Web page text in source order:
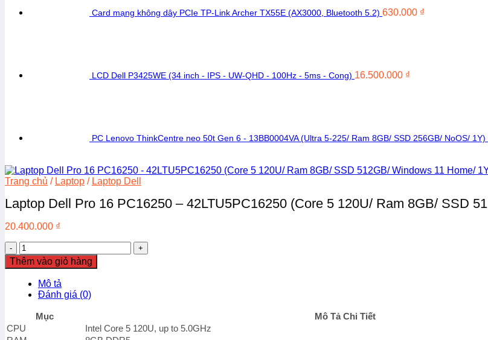
Card mạng không dây PCIe TP-Link Archer TX55E (AX3000, Bluetooth 5.2) 630.000 ₫
LCD Dell P3425WE (34 inch - IPS - UW-QHD - 100Hz - 5ms - Cong) 16.500.000 ₫
PC Lenovo ThinkCentre neo 50t Gen 6 - 13BB0004VA (Ultra 5-225/ Ram 8GB/ SSD 256GB/ NoOS/ 1Y)
Trang chủ / Laptop / Laptop Dell
Laptop Dell Pro 16 PC16250 – 42LTU5PC16250 (Core 5 120U/ Ram 8GB/ SSD
20.400.000 ₫
Laptop
Dell
Pro
PC16250
42LTU5PC16250
(Core
5
Thêm vào giỏ hàng
Mô tả
Đánh giá (0)
Mục
Mô Tả Chi Tiết
CPU
Intel Core 5 120U, up to 5.0GHz